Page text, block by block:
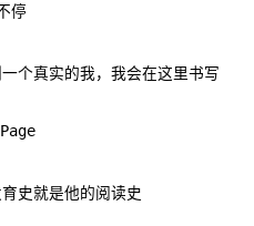
停
个真实的我，我会在这里书写
史就是他的阅读史